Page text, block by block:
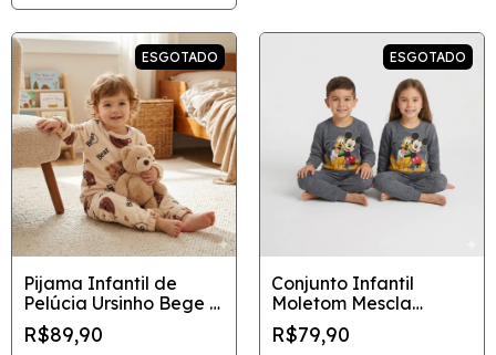
ESGOTADO
Pijama Infantil de
Pelúcia Ursinho Bege –
Tamanho 8
R$89,90
ESGOTADO
Conjunto Infantil
Moletom Mescla
Mickey e Pluto - Disney
Original
R$79,90